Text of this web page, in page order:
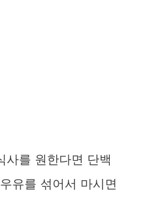
사를 원한다면 단백
유를 섞어서 마시면